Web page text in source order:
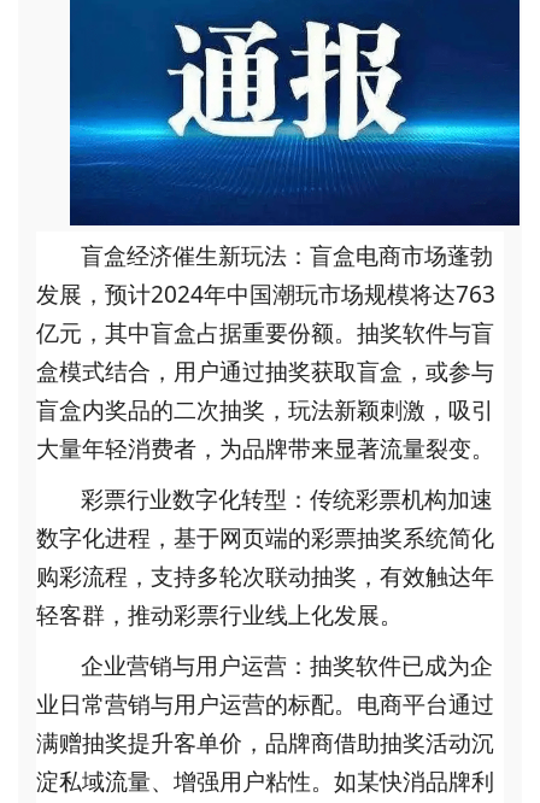
盲盒经济催生新玩法 ：盲盒电商市场蓬勃
发展，预计2024年中国潮玩市场规模将达763
亿元，其中盲盒占据重要份额。抽奖软件与盲
盒模式结合，用户通过抽奖获取盲盒，或参与
盲盒内奖品的二次抽奖，玩法新颖刺激，吸引
大量年轻消费者，为品牌带来显著流量裂变。
彩票行业数字化转型 ：传统彩票机构加速
数字化进程，基于网页端的彩票抽奖系统简化
购彩流程，支持多轮次联动抽奖，有效触达年
轻客群，推动彩票行业线上化发展。
企业营销与用户运营 ：抽奖软件已成为企
业日常营销与用户运营的标配。电商平台通过
满赠抽奖提升客单价，品牌商借助抽奖活动沉
淀私域流量、增强用户粘性。如某快消品牌利